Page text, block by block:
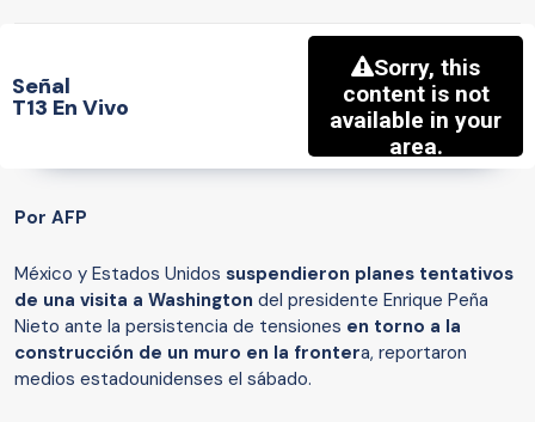
Señal
T13 En Vivo
Por AFP
México y Estados Unidos suspendieron planes tentativos
de una visita a Washington del presidente Enrique Peña
Nieto ante la persistencia de tensiones en torno a la
construcción de un muro en la frontera, reportaron
medios estadounidenses el sábado.